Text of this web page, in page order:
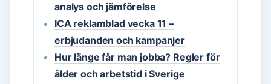
analys och jämförelse
ICA reklamblad vecka 11 –
erbjudanden och kampanjer
Hur länge får man jobba? Regler för
ålder och arbetstid i Sverige